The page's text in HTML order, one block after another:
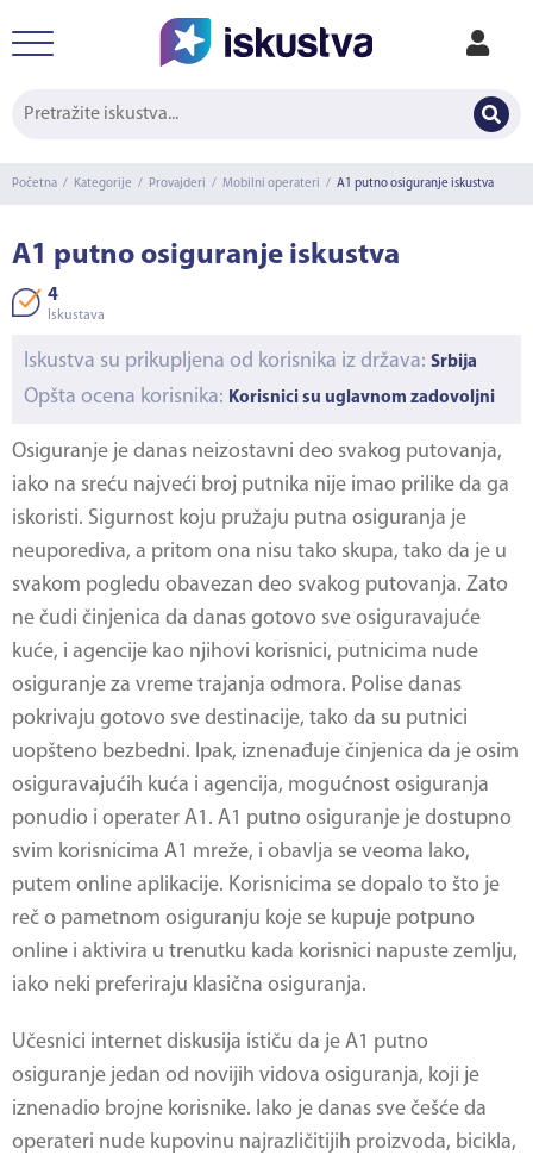
Početna / Kategorije / Provajderi / Mobilni operateri / A1 putno osiguranje iskustva
A1 putno osiguranje iskustva
4
Iskustava
Iskustva su prikupljena od korisnika iz država: Srbija
Opšta ocena korisnika: Korisnici su uglavnom zadovoljni
Osiguranje je danas neizostavni deo svakog putovanja,
iako na sreću najveći broj putnika nije imao prilike da ga
iskoristi. Sigurnost koju pružaju putna osiguranja je
neuporediva, a pritom ona nisu tako skupa, tako da je u
svakom pogledu obavezan deo svakog putovanja. Zato
ne čudi činjenica da danas gotovo sve osiguravajuće
kuće, i agencije kao njihovi korisnici, putnicima nude
osiguranje za vreme trajanja odmora. Polise danas
pokrivaju gotovo sve destinacije, tako da su putnici
uopšteno bezbedni. Ipak, iznenađuje činjenica da je osim
osiguravajućih kuća i agencija, mogućnost osiguranja
ponudio i operater A1. A1 putno osiguranje je dostupno
svim korisnicima A1 mreže, i obavlja se veoma lako,
putem online aplikacije. Korisnicima se dopalo to što je
reč o pametnom osiguranju koje se kupuje potpuno
online i aktivira u trenutku kada korisnici napuste zemlju,
iako neki preferiraju klasična osiguranja.
Učesnici internet diskusija ističu da je A1 putno
osiguranje jedan od novijih vidova osiguranja, koji je
iznenadio brojne korisnike. Iako je danas sve češće da
operateri nude kupovinu najrazličitijih proizvoda, bicikla,